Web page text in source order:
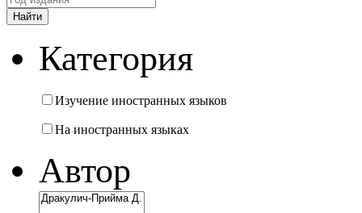
Категория
Изучение иностранных языков
На иностранных языках
Автор